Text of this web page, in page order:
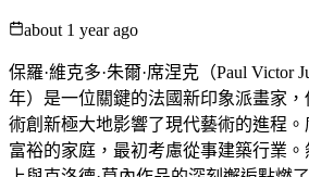
about 1 year ago
保羅·維克多·朱爾·席涅克（Paul Victor
年）是一位關鍵的法國新印象派畫家
術創新極大地影響了現代藝術的進程
富裕的家庭，最初考慮從事建築行業。